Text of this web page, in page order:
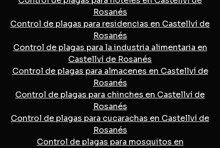
Rosanés
Control de plagas para residencias en Castellví de
Rosanés
Control de plagas para la industria alimentaria en
Castellví de Rosanés
Control de plagas para almacenes en Castellví de
Rosanés
Control de plagas para chinches en Castellví de
Rosanés
Control de plagas para cucarachas en Castellví de
Rosanés
Control de plagas para mosquitos en